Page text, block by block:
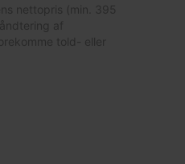
nettopris (min. 395
af
told- eller